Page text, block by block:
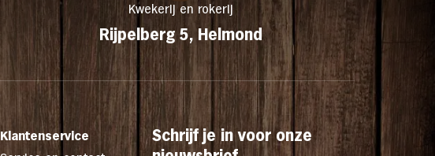
Rijpelberg 5, Helmond
Kwekerij en rokerij
Klantenservice
Schrijf je in voor onze